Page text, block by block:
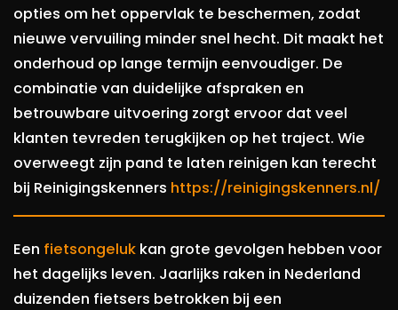
opties om het oppervlak te beschermen, zodat
nieuwe vervuiling minder snel hecht. Dit maakt het
onderhoud op lange termijn eenvoudiger. De
combinatie van duidelijke afspraken en
betrouwbare uitvoering zorgt ervoor dat veel
klanten tevreden terugkijken op het traject. Wie
overweegt zijn pand te laten reinigen kan terecht
bij Reinigingskenners https://reinigingskenners.nl/
Een fietsongeluk kan grote gevolgen hebben voor
het dagelijks leven. Jaarlijks raken in Nederland
duizenden fietsers betrokken bij een